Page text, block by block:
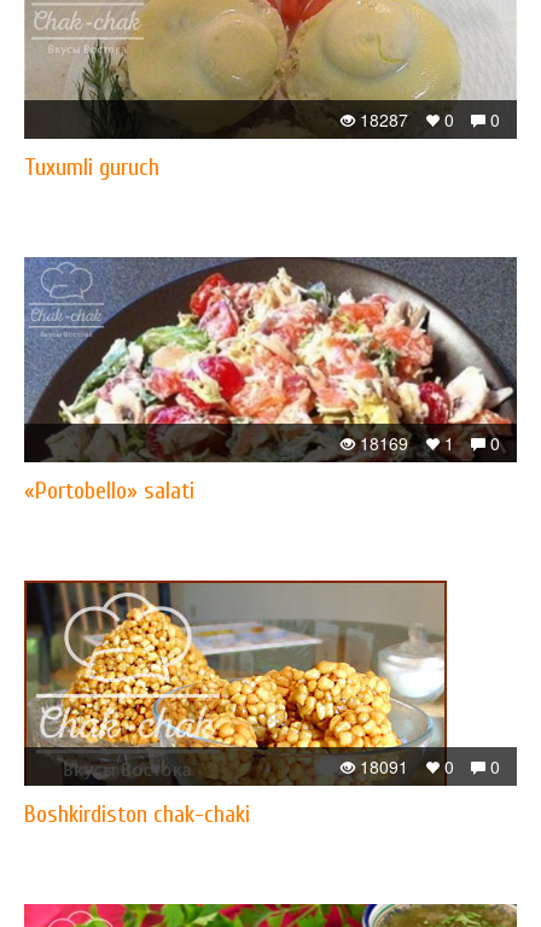
0
0
18287
Tuxumli guruch
0
1
18169
«Portobello» salati
0
0
18091
Boshkirdiston chak-chaki